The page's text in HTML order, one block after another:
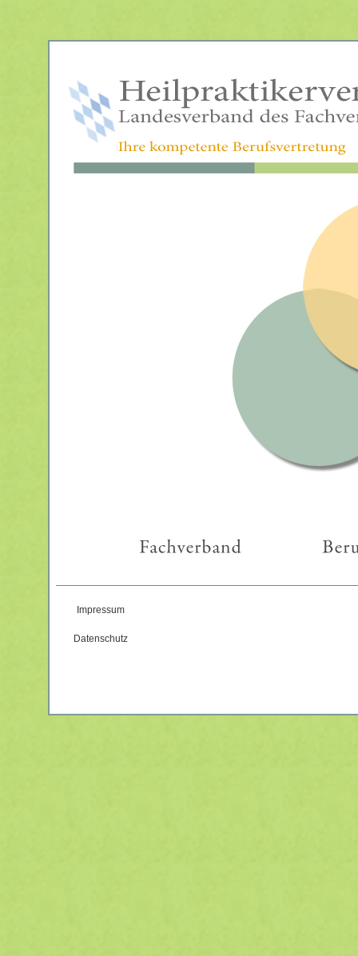
Impressum
Datenschutz